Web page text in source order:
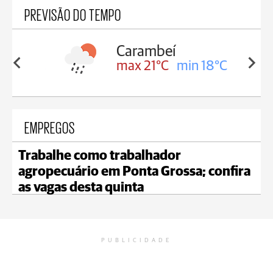
PREVISÃO DO TEMPO
18°C
Carambeí
max 21°C min 18°C
EMPREGOS
Trabalhe como trabalhador
agropecuário em Ponta Grossa; confira
as vagas desta quinta
PUBLICIDADE